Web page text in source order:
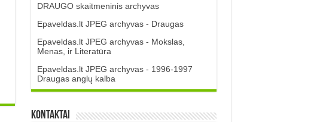
DRAUGO skaitmeninis archyvas
Epaveldas.lt JPEG archyvas - Draugas
Epaveldas.lt JPEG archyvas - Mokslas,
Menas, ir Literatūra
Epaveldas.lt JPEG archyvas - 1996-1997
Draugas anglų kalba
Kontaktai